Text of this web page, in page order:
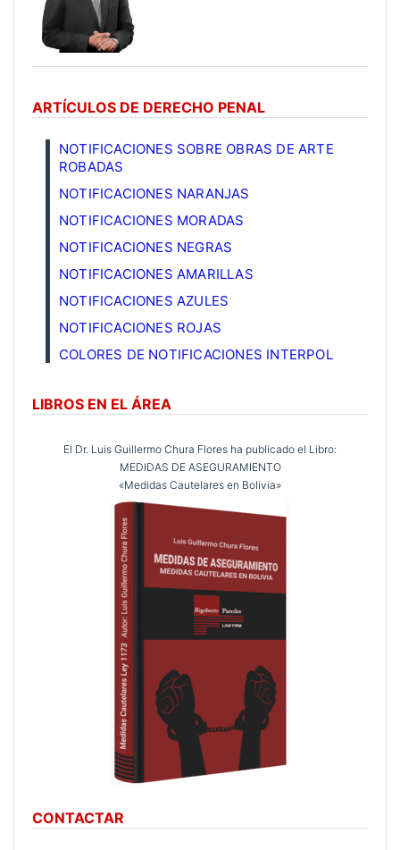
ARTÍCULOS DE DERECHO PENAL
NOTIFICACIONES SOBRE OBRAS DE ARTE
ROBADAS
NOTIFICACIONES NARANJAS
NOTIFICACIONES MORADAS
NOTIFICACIONES NEGRAS
NOTIFICACIONES AMARILLAS
NOTIFICACIONES AZULES
NOTIFICACIONES ROJAS
COLORES DE NOTIFICACIONES INTERPOL
LIBROS EN EL ÁREA
El Dr. Luis Guillermo Chura Flores ha publicado el Libro:
MEDIDAS DE ASEGURAMIENTO
«Medidas Cautelares en Bolivia»
CONTACTAR